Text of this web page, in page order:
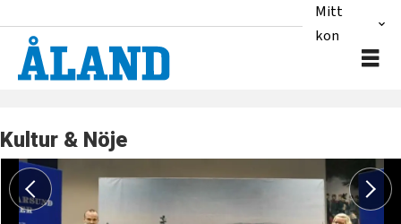
Mitt
konto
Kultur & Nöje